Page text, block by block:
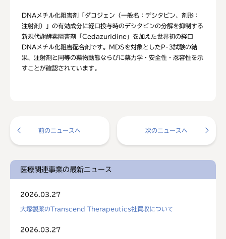
DNAメチル化阻害剤「ダコジェン（一般名：デシタビン、剤形：
注射剤）」の有効成分に経口投与時のデシタビンの分解を抑制する
新規代謝酵素阻害剤「Cedazuridine」を加えた世界初の経口
DNAメチル化阻害配合剤です。MDSを対象としたP-3試験の結
果、注射剤と同等の薬物動態ならびに薬力学・安全性・忍容性を示
すことが確認されています。
前のニュースへ 次のニュースへ
医療関連事業の最新ニュース
2026.03.27
大塚製薬のTranscend Therapeutics社買収について
2026.03.27